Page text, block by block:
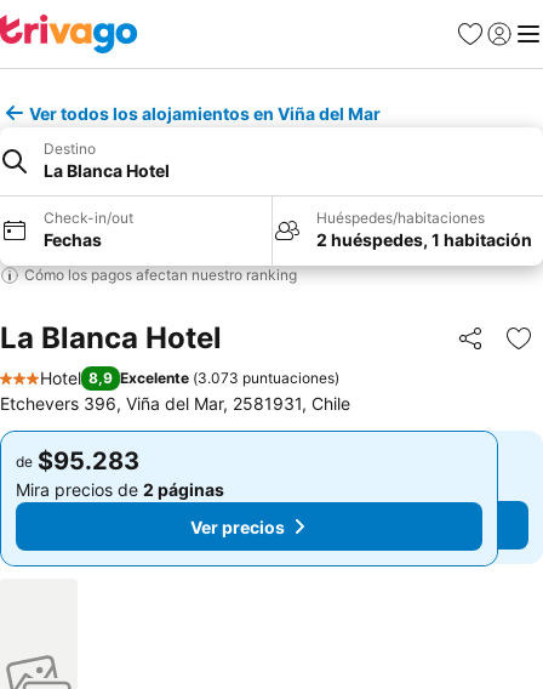
Favoritos
Iniciar
Ver todos los alojamientos en Viña del Mar
Destino
La Blanca Hotel
Check-in/out
Fechas
Huéspedes/habitaciones
2 huéspedes, 1 habitación
Cómo los pagos afectan nuestro ranking
La Blanca Hotel Compartir
3 Estrellas
Hotel 8,9 Excelente (3.073 puntuaciones)
Etchevers 396, Viña del Mar, 2581931, Chile
de $95.283
Mira precios de 2 páginas
Ver precios
de $95.283
Mira precios de 2 páginas
Ver precios